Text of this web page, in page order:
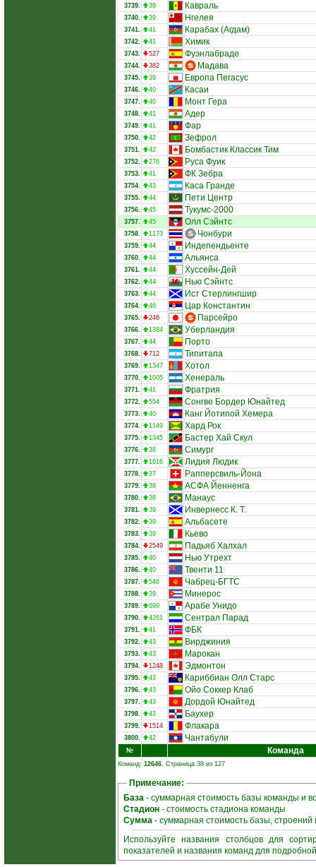
3739. 39 Кавраль
3740. 39 Нгелея
3741. 41 Карабах (Агдам)
3742. 41 Химик
3743. 527 Фуэнлабраде
3744. 382 Мадава
3745. 39 Европа Пегасус
3746. 40 Касаи
3747. 40 Монт Гера
3748. 41 Адер
3749. 41 Фар
3750. 42 Зефрол
3751. 42 Бомбастик Классик Тим
3752. 276 Руса Фуик
3753. 41 ФК Зебра
3754. 43 Каса Гранде
3755. 44 Пети Центр
3756. 45 Тукумс-2000
3757. 45 Олл Сэйнтс
3758. 1173 Чонбури
3759. 44 Индепендьенте
3760. 44 Альянса
3761. 44 Хуссейн-Дей
3762. 44 Нью Сэйнтс
3763. 44 Ист Стерлингшир
3764. 46 Цар Константин
3765. 246 Парсейро
3766. 1384 Уберландия
3767. 44 Порто
3768. 712 Типитапа
3769. 1347 Хотол
3770. 1005 Хенераль
3771. 41 Фратрия
3772. 554 Сонгве Бордер Юнайтед
3773. 40 Канг Йотипой Хемера
3774. 1149 Хард Рок
3775. 1345 Бастер Хай Скул
3776. 38 Симург
3777. 1616 Лидия Людик
3778. 37 Рапперсвиль-Йона
3779. 38 АСФА Йенненга
3780. 38 Манаус
3781. 39 Инвернесс К. Т.
3782. 39 Альбасете
3783. 39 Кьево
3784. 2549 Падьяб Халхал
3785. 40 Нью Утрехт
3786. 40 Твенти 11
3787. 546 Чабрец-БГТС
3788. 39 Минерос
3789. 699 Арабе Унидо
3790. 4261 Сентрал Парад
3791. 41 ФБК
3792. 43 Вирджиния
3793. 43 Марокан
3794. 1248 Эдмонтон
3795. 43 Кариббиан Олл Старс
3796. 43 Ойо Соккер Клаб
3797. 43 Дордой Юнайтед
3798. 43 Баухер
3799. 1514 Флакара
3800. 42 Чантабули
№ Команда
Команд: 12646. Страница 38 из 127
Примечание:
База - суммарная стоимость базы команды и
Стадион - стоимость стадиона команды
Сумма - суммарная стоимость базы,
Используйте названия столбцов для
показателей и названия команд для